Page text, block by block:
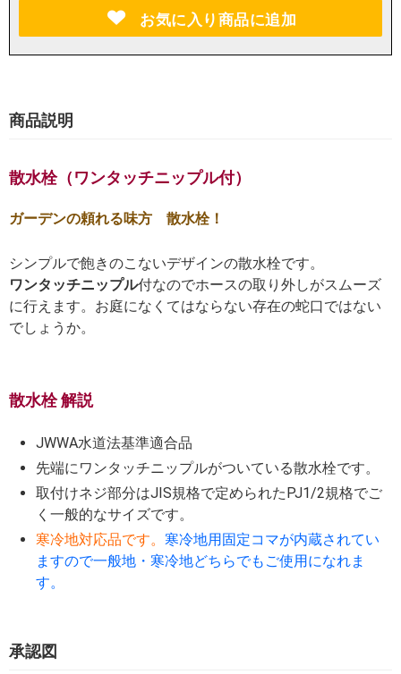
お気に入り商品に追加
商品説明
散水栓（ワンタッチニップル付）
ガーデンの頼れる味方 散水栓！
シンプルで飽きのこないデザインの散水栓です。
ワンタッチニップル付なのでホースの取り外しがスムーズ
に行えます。お庭になくてはならない存在の蛇口ではない
でしょうか。
散水栓 解説
JWWA水道法基準適合品
先端にワンタッチニップルがついている散水栓です。
取付けネジ部分はJIS規格で定められたPJ1/2規格でご
く一般的なサイズです。
寒冷地対応品です。 寒冷地用固定コマが内蔵されてい
ますので一般地・寒冷地どちらでもご使用になれま
す。
承認図